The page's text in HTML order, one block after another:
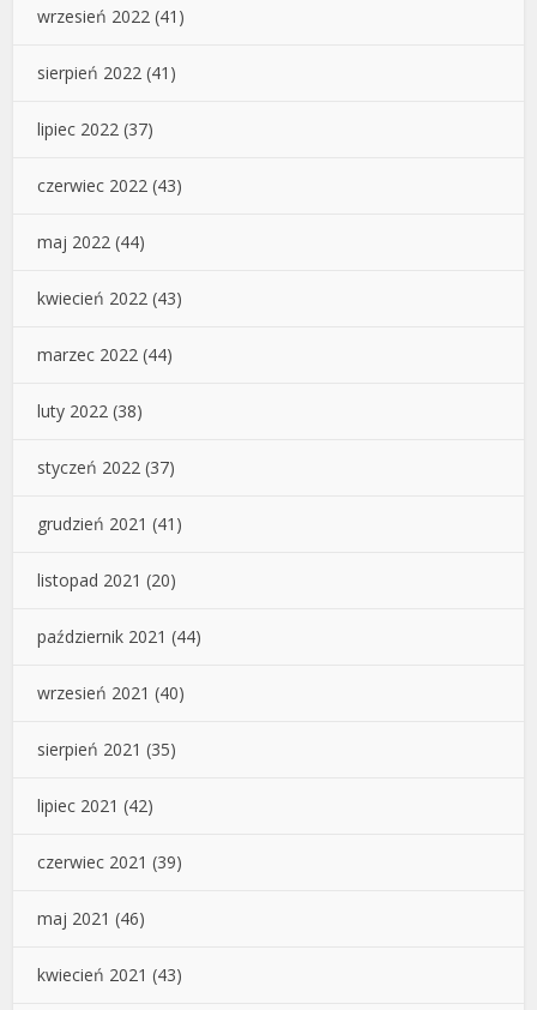
wrzesień 2022 (41)
sierpień 2022 (41)
lipiec 2022 (37)
czerwiec 2022 (43)
maj 2022 (44)
kwiecień 2022 (43)
marzec 2022 (44)
luty 2022 (38)
styczeń 2022 (37)
grudzień 2021 (41)
listopad 2021 (20)
październik 2021 (44)
wrzesień 2021 (40)
sierpień 2021 (35)
lipiec 2021 (42)
czerwiec 2021 (39)
maj 2021 (46)
kwiecień 2021 (43)